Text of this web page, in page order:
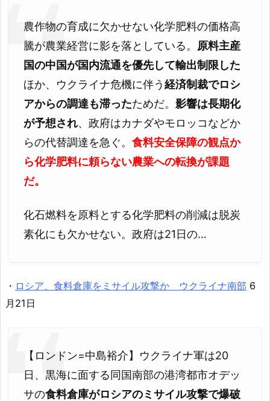
農作物の育成に欠かせない化学肥料の価格高
騰が農業経営に影を落としている。 原料主産
国の中国が国内流通を優先して輸出制限した
ほか、ウクライナ危機に伴う経済制裁でロシ
アからの調達も滞ったためだ。 影響は長期化
が予想され、政府はカナダやモロッコなどか
らの代替調達を急ぐ。 食料安全保障の観点か
ら化学肥料に頼らない農業への転換が課題
だ。
化石燃料を原料とする化学肥料の削減は脱炭
素化にも欠かせない。政府は21日の…
・ ロシア、食料倉庫をミサイル攻撃か ウクライナ南部 6
月21日
【ロンドン=中島裕介】ウクライナ軍は20
日、黒海に面する同国南部の港湾都市オデッ
サの食料倉庫がロシアのミサイル攻撃で爆破